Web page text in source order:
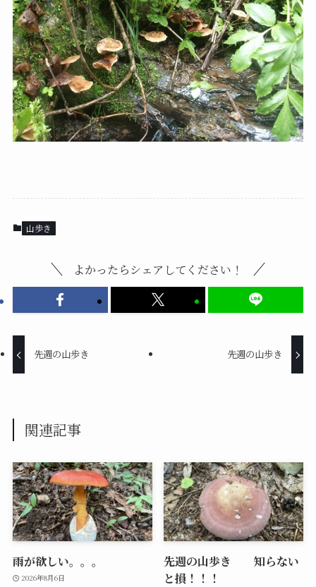
山歩き
よかったらシェアしてください！
先週の山歩き 先週の山歩き
関連記事
雨が欲しい。。。
2026年8月6日
先週の山歩き 知らない
と損！！！